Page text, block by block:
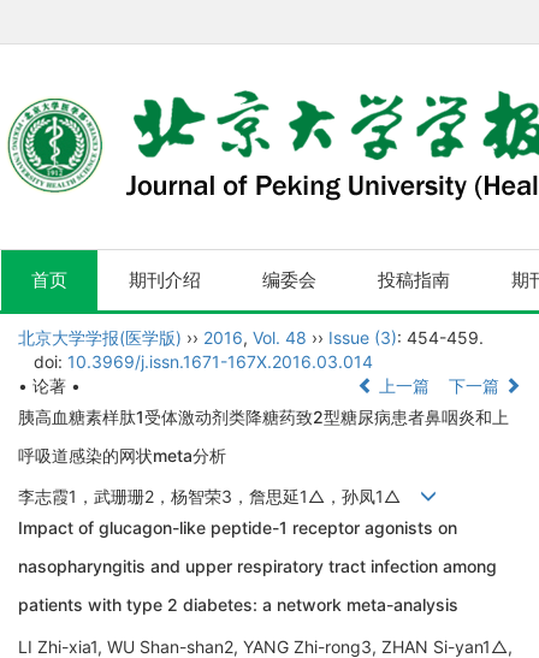
首页 期刊介绍 编委会 投稿指南 期
北京大学学报(医学版) ›› 2016, Vol. 48 ›› Issue (3): 454-459.
doi: 10.3969/j.issn.1671-167X.2016.03.014
• 论著 •
上一篇
下一篇
胰高血糖素样肽1受体激动剂类降糖药致2型糖尿病患者鼻咽炎和上
呼吸道感染的网状meta分析
李志霞1，武珊珊2，杨智荣3，詹思延1△，孙凤1△
Impact of glucagon-like peptide-1 receptor agonists on
nasopharyngitis and upper respiratory tract infection among
patients with type 2 diabetes: a network meta-analysis
LI Zhi-xia1, WU Shan-shan2, YANG Zhi-rong3, ZHAN Si-yan1△,